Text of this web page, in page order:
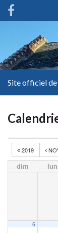
Site officiel
2019
dim lun
6